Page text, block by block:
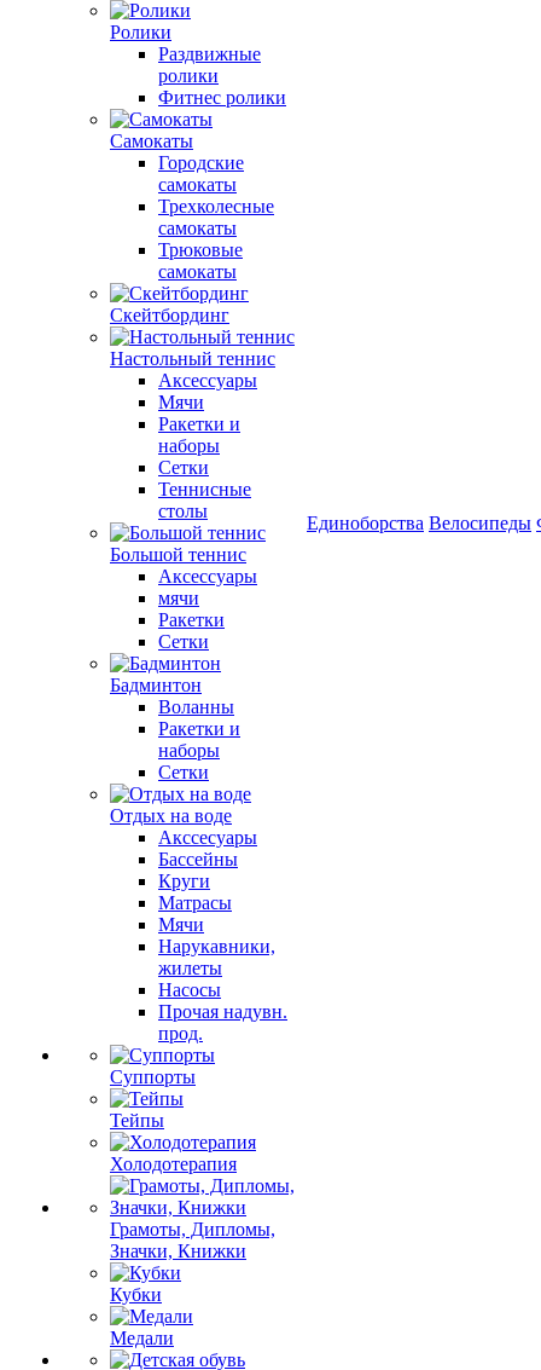
Ролики
Раздвижные
ролики
Фитнес ролики
Самокаты
Городские
самокаты
Трехколесные
самокаты
Трюковые
самокаты
Скейтбординг
Настольный теннис
Аксессуары
Мячи
Ракетки и
наборы
Сетки
Теннисные
столы
Большой теннис
Аксессуары
мячи
Ракетки
Сетки
Бадминтон
Воланны
Ракетки и
наборы
Сетки
Отдых на воде
Акссесуары
Бассейны
Круги
Матрасы
Мячи
Нарукавники,
жилеты
Насосы
Прочая надувн.
прод.
Суппорты
Тейпы
Холодотерапия
Грамоты, Дипломы,
Значки, Книжки
Кубки
Медали
Единоборства Велосипеды